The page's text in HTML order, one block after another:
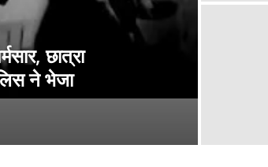
छात्रा
ने भेजा